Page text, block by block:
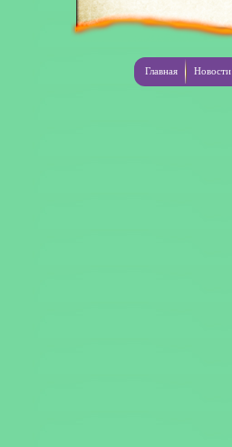
Главная Новости